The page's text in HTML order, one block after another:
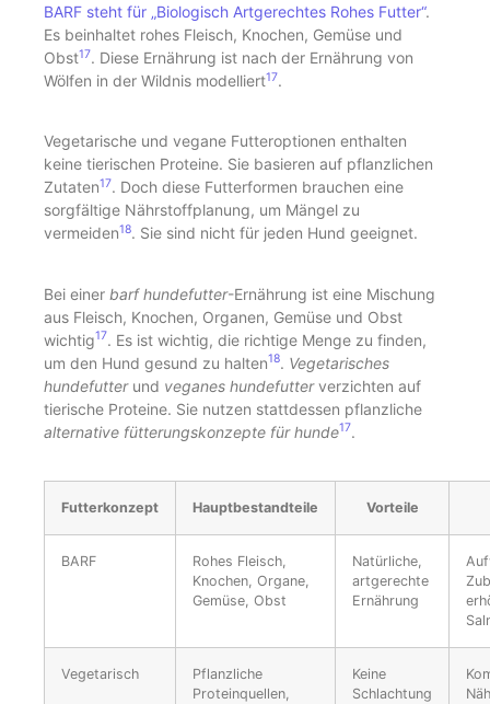
BARF steht für „Biologisch Artgerechtes Rohes Futter“.
Es beinhaltet rohes Fleisch, Knochen, Gemüse und
Obst17. Diese Ernährung ist nach der Ernährung von
Wölfen in der Wildnis modelliert17.
Vegetarische und vegane Futteroptionen enthalten
keine tierischen Proteine. Sie basieren auf pflanzlichen
Zutaten17. Doch diese Futterformen brauchen eine
sorgfältige Nährstoffplanung, um Mängel zu
vermeiden18. Sie sind nicht für jeden Hund geeignet.
Bei einer barf hundefutter-Ernährung ist eine Mischung
aus Fleisch, Knochen, Organen, Gemüse und Obst
wichtig17. Es ist wichtig, die richtige Menge zu finden,
um den Hund gesund zu halten18. Vegetarisches
hundefutterund veganes hundefutterverzichten auf
tierische Proteine. Sie nutzen stattdessen pflanzliche
alternative fütterungskonzepte für hunde17.
Futterkonzept Hauptbestandteile Vorteile
BARF
Rohes Fleisch,
Knochen, Organe,
Gemüse, Obst
Natürliche,
artgerechte
Ernährung
Vegetarisch
Pflanzliche
Proteinquellen,
Keine
Schlachtung